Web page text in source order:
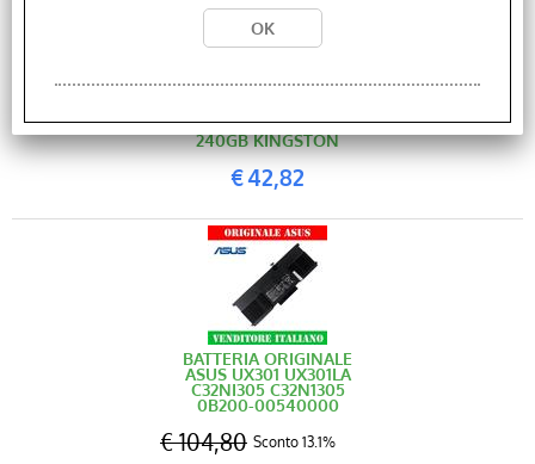
SA400S37/240G SSD
240GB KINGSTON
€42,82
BATTERIA ORIGINALE
ASUS UX301 UX301LA
C32NI305 C32N1305
0B200-00540000
€ 104,80 Sconto 13.1%